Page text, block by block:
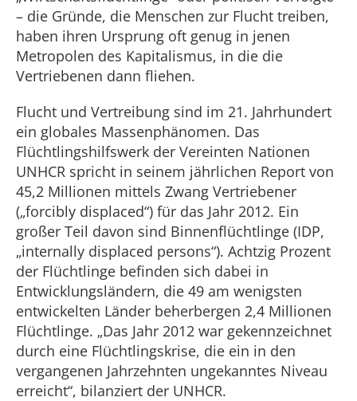
– die Gründe, die Menschen zur Flucht treiben,
haben ihren Ursprung oft genug in jenen
Metropolen des Kapitalismus, in die die
Vertriebenen dann fliehen.
Flucht und Vertreibung sind im 21. Jahrhundert
ein globales Massenphänomen. Das
Flüchtlingshilfswerk der Vereinten Nationen
UNHCR spricht in seinem jährlichen Report von
45,2 Millionen mittels Zwang Vertriebener
(„forcibly displaced“) für das Jahr 2012. Ein
großer Teil davon sind Binnenflüchtlinge (IDP,
„internally displaced persons“). Achtzig Prozent
der Flüchtlinge befinden sich dabei in
Entwicklungsländern, die 49 am wenigsten
entwickelten Länder beherbergen 2,4 Millionen
Flüchtlinge. „Das Jahr 2012 war gekennzeichnet
durch eine Flüchtlingskrise, die ein in den
vergangenen Jahrzehnten ungekanntes Niveau
erreicht“, bilanziert der UNHCR.